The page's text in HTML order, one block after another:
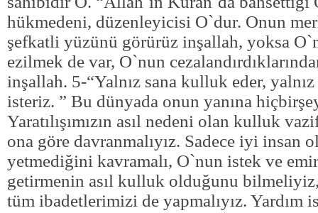
hükmedeni, düzenleyicisi O`dur. Onun
şefkatli yüzünü görürüz inşallah, yoksa
ezilmek de var, O`nun
inşallah. 5-“Yalnız sana kulluk eder, yalnız
isteriz. ” Bu dünyada onun yanına
Yaratılışımızın asıl nedeni olan kulluk
ona göre davranmalıyız. Sadece iyi insan
yetmediğini kavramalı, O`nun istek ve
getirmenin asıl kulluk olduğunu
tüm ibadetlerimizi de yapmalıyız. Yardım